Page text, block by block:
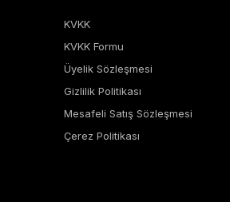
KVKK
KVKK Formu
Üyelik Sözleşmesi
Gizlilik Politikası
Mesafeli Satış Sözleşmesi
Çerez Politikası